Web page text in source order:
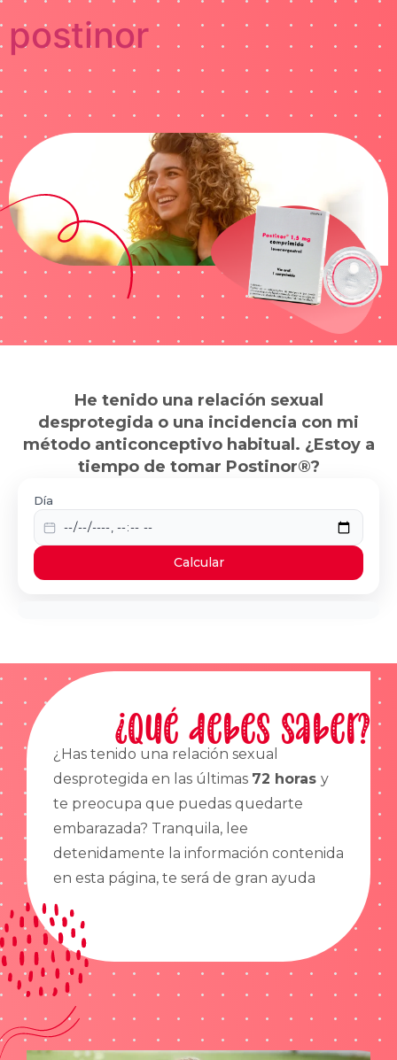
postinor
He tenido una relación sexual
desprotegida o una incidencia con mi
método anticonceptivo habitual. ¿Estoy a
tiempo de tomar Postinor®?
Día
Calcular
¿Qué debes saber?
¿Has tenido una relación sexual
desprotegida en las últimas 72 horas y
te preocupa que puedas quedarte
embarazada? Tranquila, lee
detenidamente la información contenida
en esta página, te será de gran ayuda